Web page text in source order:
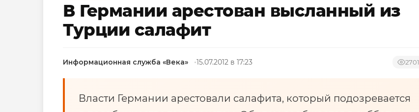
В Германии арестован высланный из
Турции салафит
Информационная служба «Века» 15.07.2012 в 17:23 2701
Власти Германии арестовали салафита, который подозревается